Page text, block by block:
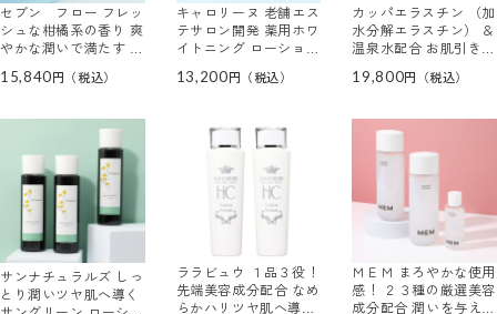
セブン フロー フレッ
シュな柑橘系の香り 爽
やかな潤いで満たす ボ
３本分セット
15,840
キャロリーヌ 老舗エス
テサロン開発 薬用ホワ
イトニング ローション
13,200
カッパエラスチン （加
水分解エラスチン） ＆
温泉水配合 お肌引き締
ーテ・アップ テンスー
２本セット
19,800
サンナチュラルズ しっ
とり潤いツヤ肌へ導く
ララビュウ １品３役！
先端美容成分配合 なめ
らかハリツヤ肌へ導く
ＭＥＭ まろやかな使用
感！ ２３種の厳選美容
成分配合 潤いを与えて